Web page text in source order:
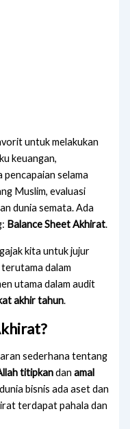
untuk melakukan
keuangan,
selama
Muslim, evaluasi
dunia semata. Ada
Balance Sheet Akhirat.
kita untuk jujur
dalam
utama dalam audit
akhir tahun.
sederhana tentang
titipkandanamal
bisnis ada aset dan
terdapat pahala dan